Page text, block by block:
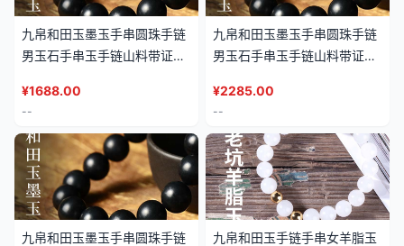
九帛和田玉墨玉手串圆珠手链
男玉石手串玉手链山料带证书
¥1688.00
--
九帛和田玉墨玉手串圆珠手链
男玉石手串玉手链山料带证书
¥2285.00
--
九帛和田玉墨玉手串圆珠手链
九帛和田玉手链手串女羊脂玉